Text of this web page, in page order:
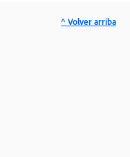
^ Volver arriba